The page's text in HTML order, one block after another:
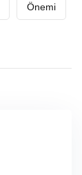
Önemi